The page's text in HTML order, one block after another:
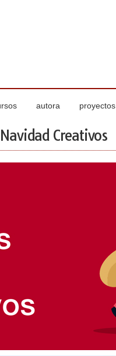
autora proyectos
Creativos